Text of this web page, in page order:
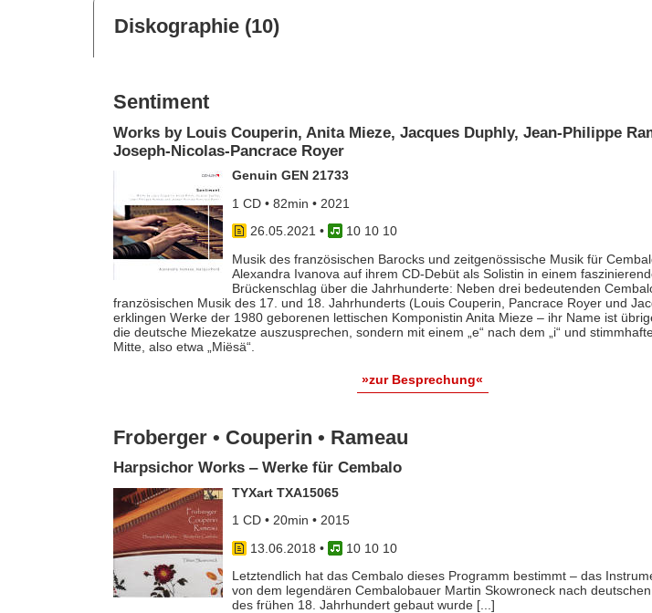
Diskographie (10)
Sentiment
Works by Louis Couperin, Anita Mieze, Jacques Duphly, Jean-Philippe
Joseph-Nicolas-Pancrace Royer
Genuin GEN 21733
1 CD • 82min • 2021
26.05.2021 •
10 10 10
Musik des französischen Barocks und zeitgenössische Musik für
Alexandra Ivanova auf ihrem CD-Debüt als Solistin in einem
Brückenschlag über die Jahrhunderte: Neben drei bedeutenden
französischen Musik des 17. und 18. Jahrhunderts (Louis Couperin, Pancrace Royer und
erklingen Werke der 1980 geborenen lettischen Komponistin Anita Mieze – ihr Name ist
die deutsche Miezekatze auszusprechen, sondern mit einem „e“ nach dem „i“ und
Mitte, also etwa „Miësä“.
»zur Besprechung«
Froberger • Couperin • Rameau
Harpsichor Works ‒ Werke für Cembalo
TYXart TXA15065
1 CD • 20min • 2015
13.06.2018 •
10 10 10
Letztendlich hat das Cembalo dieses Programm bestimmt – das
von dem legendären Cembalobauer Martin Skowroneck nach
des frühen 18. Jahrhundert gebaut wurde [...]